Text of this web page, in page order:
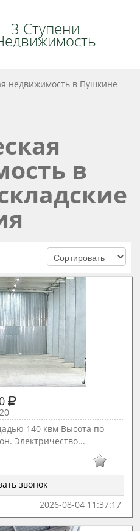
3 Ступени
недвижимость в Пушкине
в
140 квм Высота по
Электричество...
звонок
2026-08-04 11:37:17